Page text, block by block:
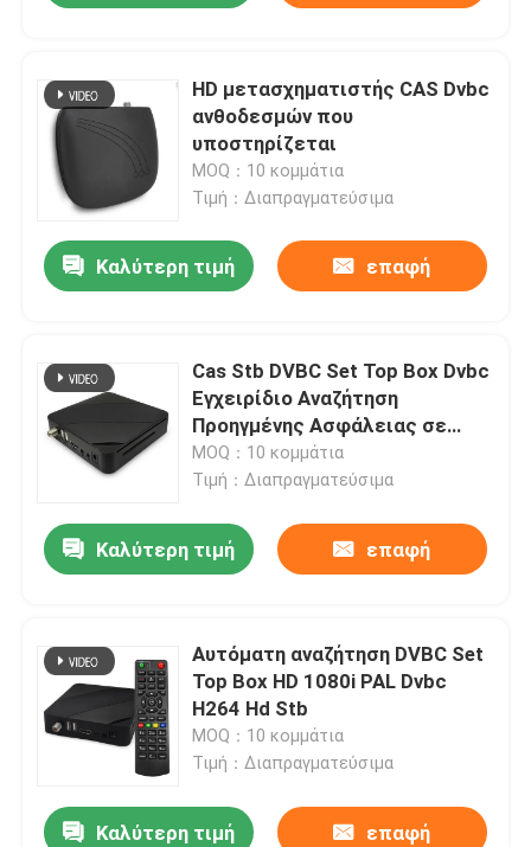
HD μετασχηματιστής CAS Dvbc
ανθοδεσμών που
υποστηρίζεται
MOQ：10 κομμάτια
Τιμή：Διαπραγματεύσιμα
Καλύτερη τιμή επαφή
Cas Stb DVBC Set Top Box Dvbc
Εγχειρίδιο Αναζήτηση
Προηγμένης Ασφάλειας σε
πολλές γλώσσες
MOQ：10 κομμάτια
Τιμή：Διαπραγματεύσιμα
Καλύτερη τιμή επαφή
Αυτόματη αναζήτηση DVBC Set
Top Box HD 1080i PAL Dvbc
H264 Hd Stb
MOQ：10 κομμάτια
Τιμή：Διαπραγματεύσιμα
Καλύτερη τιμή επαφή